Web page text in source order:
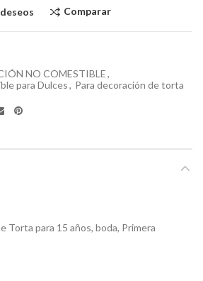
Comparar
NO COMESTIBLE,
para Dulces, Para decoración de torta
Torta para 15 años, boda, Primera